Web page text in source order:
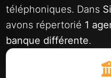
téléphoniques. Dans
avons répertorié 1
banque différente.